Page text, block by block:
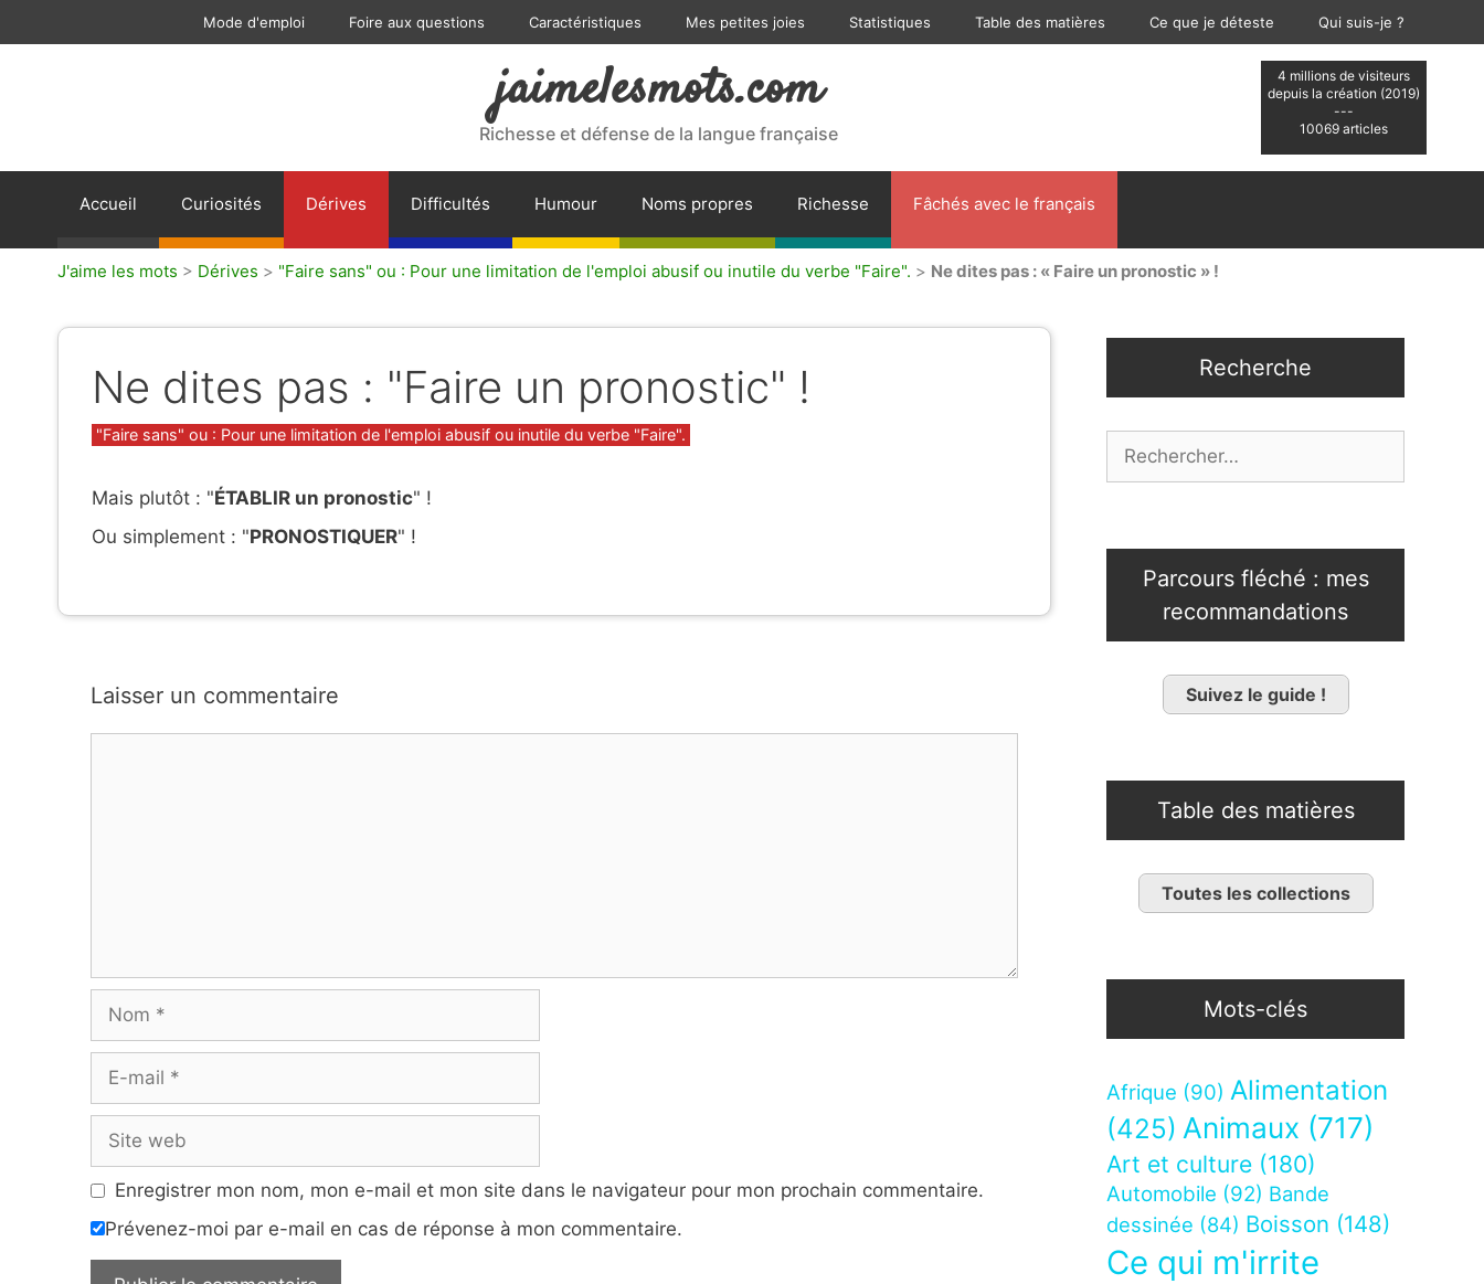
Mode d'emploi Foire aux questions Caractéristiques Mes petites joies Statistiques Table des matières Ce que je déteste Qui suis-je ?
4 millions de visiteurs
depuis la création (2019)
---
10069 articles
jaimelesmots.com
Richesse et défense de la langue française
Accueil Curiosités Dérives Difficultés Humour Noms propres Richesse Fâchés avec le français
J'aime les mots > Dérives > "Faire sans" ou : Pour une limitation de l'emploi abusif ou inutile du verbe "Faire". > Ne dites pas : « Faire un pronostic » !
Ne dites pas : "Faire un pronostic" !
Catégories
"Faire sans" ou : Pour une limitation de l'emploi abusif ou inutile du verbe "Faire".
Mais plutôt : "ÉTABLIR un pronostic" !
Ou simplement : "PRONOSTIQUER" !
Laisser un commentaire
mail
web
Enregistrer mon nom, mon e-mail et mon site dans le navigateur pour mon prochain commentaire.
Prévenez-moi par e-mail en cas de réponse à mon commentaire.
Recherche
Parcours fléché : mes
recommandations
Suivez le guide !
Table des matières
Toutes les collections
Mots-clés
Afrique (90) Alimentation
(425) Animaux (717)
Art et culture (180)
Automobile (92) Bande
dessinée (84) Boisson (148)
Ce qui m'irrite